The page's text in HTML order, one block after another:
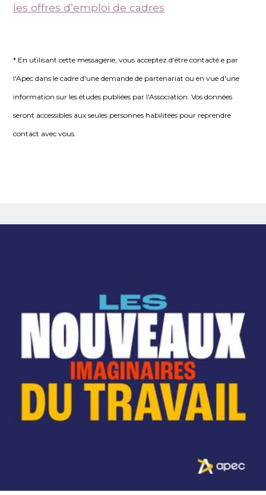
les offres d’emploi de cadres
* En utilisant cette messagerie, vous acceptez d’être contacté.e par
l'Apec dans le cadre d'une demande de partenariat ou en vue d'une
information sur les études publiées par l'Association. Vos données
seront accessibles aux seules personnes habilitées pour reprendre
contact avec vous.